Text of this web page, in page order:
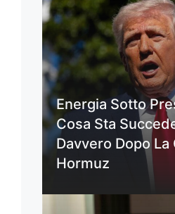
Energia Sotto
Cosa Sta
Davvero Dopo La
Hormuz